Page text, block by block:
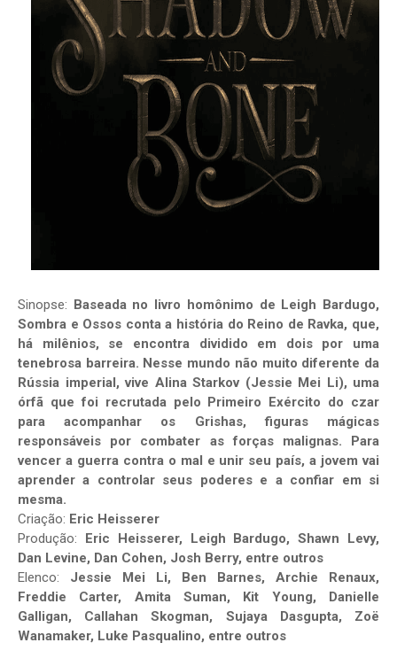
Sinopse: Baseada no livro homônimo de Leigh Bardugo,
Sombra e Ossos conta a história do Reino de Ravka, que,
há milênios, se encontra dividido em dois por uma
tenebrosa barreira. Nesse mundo não muito diferente da
Rússia imperial, vive Alina Starkov (Jessie Mei Li), uma
órfã que foi recrutada pelo Primeiro Exército do czar
para acompanhar os Grishas, figuras mágicas
responsáveis por combater as forças malignas. Para
vencer a guerra contra o mal e unir seu país, a jovem vai
aprender a controlar seus poderes e a confiar em si
mesma.
Criação: Eric Heisserer
Produção:
Eric Heisserer, Leigh Bardugo, Shawn Levy,
Dan Levine, Dan Cohen, Josh Berry, entre outros
Elenco: Jessie Mei Li, Ben Barnes, Archie Renaux,
Freddie Carter, Amita Suman, Kit Young, Danielle
Galligan, Callahan Skogman, Sujaya Dasgupta, Zoë
Wanamaker, Luke Pasqualino, entre outros